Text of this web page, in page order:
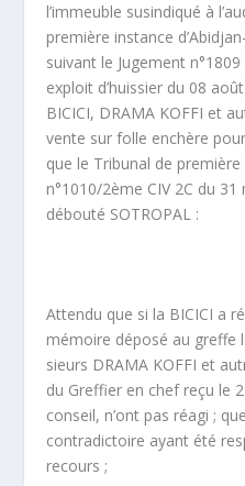
l’immeuble susindiqué à
première instance
suivant le Jugement
exploit d’huissier du 08
BICICI, DRAMA KOFFI et
vente sur folle enchère
que le Tribunal de
n°1010/2ème CIV 2C du
débouté SOTROPAL :
Attendu que si la BICICI a
mémoire déposé au greffe
sieurs DRAMA KOFFI et
du Greffier en chef reçu le
conseil, n’ont pas réagi ;
contradictoire ayant été
recours ;